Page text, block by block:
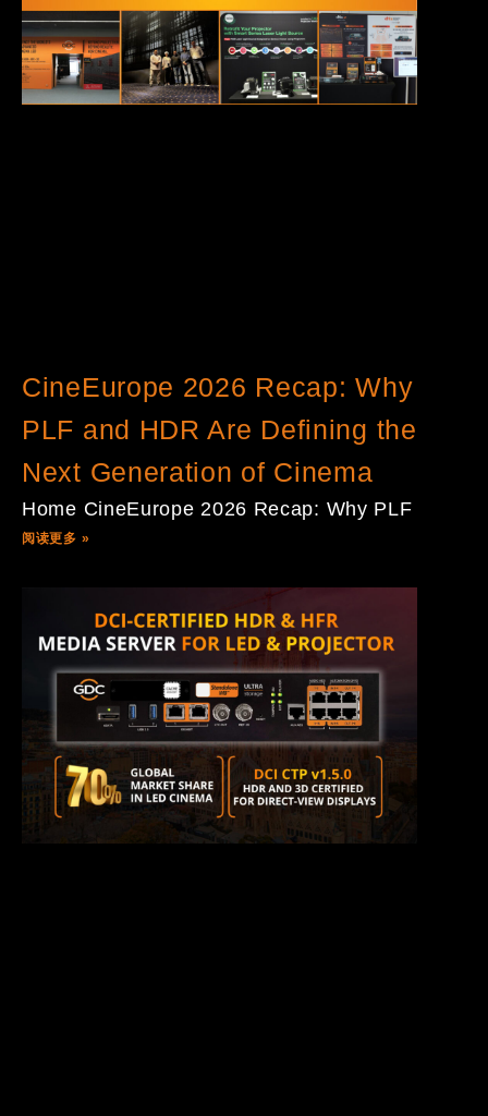
CineEurope 2026 Recap: Why
PLF and HDR Are Defining the
Next Generation of Cinema
Home CineEurope 2026 Recap: Why PLF
阅读更多 »